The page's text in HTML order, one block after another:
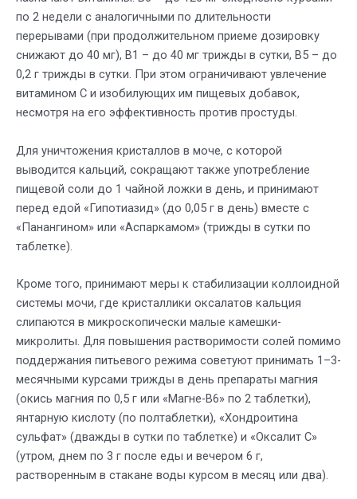
по 2 недели с аналогичными по длительности
перерывами (при продолжительном приеме дозировку
снижают до 40 мг), В1 – до 40 мг трижды в сутки, В5 – до
0,2 г трижды в сутки. При этом ограничивают увлечение
витамином С и изобилующих им пищевых добавок,
несмотря на его эффективность против простуды.
Для уничтожения кристаллов в моче, с которой
выводится кальций, сокращают также употребление
пищевой соли до 1 чайной ложки в день, и принимают
перед едой «Гипотиазид» (до 0,05 г в день) вместе с
«Панангином» или «Аспаркамом» (трижды в сутки по
таблетке).
Кроме того, принимают меры к стабилизации коллоидной
системы мочи, где кристаллики оксалатов кальция
слипаются в микроскопически малые камешки-
микролиты. Для повышения растворимости солей помимо
поддержания питьевого режима советуют принимать 1–3-
месячными курсами трижды в день препараты магния
(окись магния по 0,5 г или «Магне-В6» по 2 таблетки),
янтарную кислоту (по полтаблетки), «Хондроитина
сульфат» (дважды в сутки по таблетке) и «Оксалит С»
(утром, днем по 3 г после еды и вечером 6 г,
растворенным в стакане воды курсом в месяц или два).